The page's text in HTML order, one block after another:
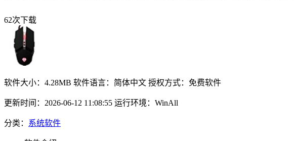
62次下载
软件大小： 4.28MB 软件语言： 简体中文 授权方式： 免费软件
更新时间： 2026-06-12 11:08:55 运行环境： WinAll
分类： 系统软件